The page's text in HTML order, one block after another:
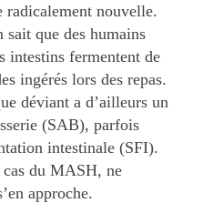
radicalement nouvelle.
sait que des humains
intestins fermentent de
ingérés lors des repas.
déviant a d’ailleurs un
(SAB), parfois
intestinale (SFI).
cas du MASH, ne
approche.